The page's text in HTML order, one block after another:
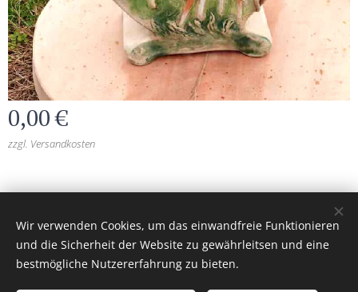
0,00€
zzgl. Versandkosten
burgkeramik.at
© 2026 Alle Rechte vorbehalten
Unterstützt vonWebnode Cookies
Wir verwenden Cookies, um das einwandfreie Funktionieren
und die Sicherheit der Website zu gewährleitsen und eine
bestmögliche Nutzererfahrung zu bieten.